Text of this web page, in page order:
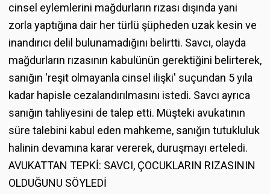
cinsel eylemlerini mağdurların rızası dışında yani
zorla yaptığına dair her türlü şüpheden uzak kesin ve
inandırıcı delil bulunamadığını belirtti. Savcı, olayda
mağdurların rızasının kabulünün gerektiğini belirterek,
sanığın 'reşit olmayanla cinsel ilişki' suçundan 5 yıla
kadar hapisle cezalandırılmasını istedi. Savcı ayrıca
sanığın tahliyesini de talep etti. Müşteki avukatının
süre talebini kabul eden mahkeme, sanığın tutukluluk
halinin devamına karar vererek, duruşmayı erteledi.
AVUKATTAN TEPKİ: SAVCI, ÇOCUKLARIN RIZASININ
OLDUĞUNU SÖYLEDİ